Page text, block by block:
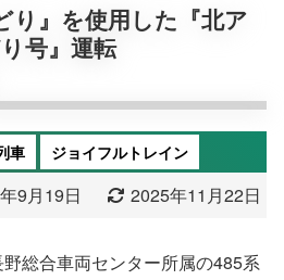
り』を使用した『北ア
号』運転
車 ジョイフルトレイン
9月19日 2025年11月22日
総合車両センター所属の485系